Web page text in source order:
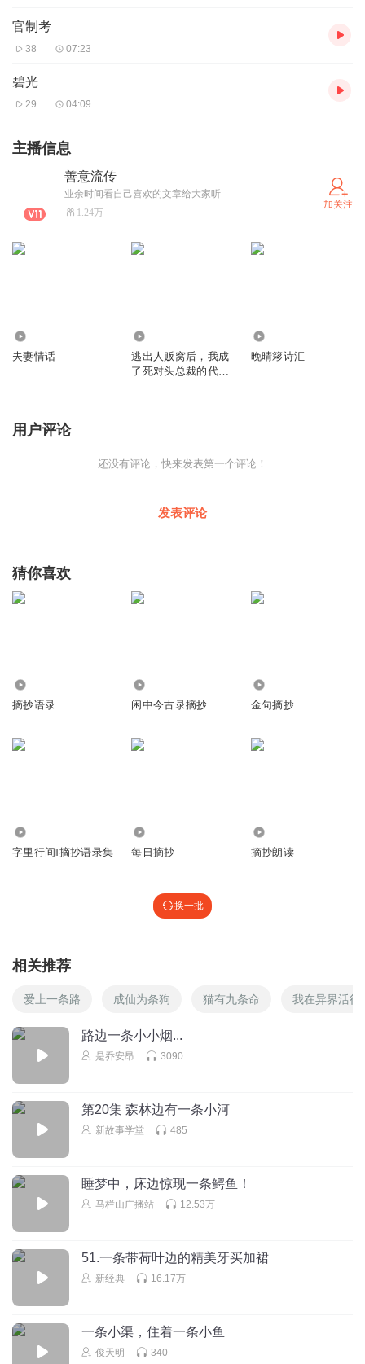
官制考
38 07:23
碧光
29 04:09
主播信息
善意流传
业余时间看自己喜欢的文章给大家听
1.24万
加关注
夫妻情话
逃出人贩窝后，我成
了死对头总裁的代理
晚晴簃诗汇
用户评论
还没有评论，快来发表第一个评论！
发表评论
猜你喜欢
摘抄语录 闲中今古录摘抄 金句摘抄
字里行间‖摘抄语录集 每日摘抄 摘抄朗读
换一批
相关推荐
爱上一条路 成仙为条狗 猫有九条命 我在异界活得
路边一条小小烟...
是乔安昂 3090
第20集 森林边有一条小河
新故事学堂 485
睡梦中，床边惊现一条鳄鱼！
马栏山广播站 12.53万
51.一条带荷叶边的精美牙买加裙
新经典 16.17万
一条小渠，住着一条小鱼
俊天明 340